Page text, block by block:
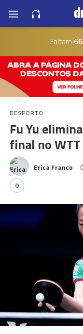
Faltam
DESPORTO
Fu Yu
final no
Erica Franco
0